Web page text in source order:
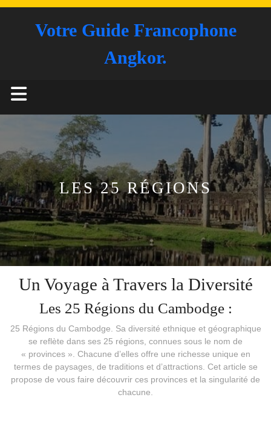
Skip
Votre Guide Francophone
Angkor.
Open
Button
LES 25 RÉGIONS
Un Voyage à Travers la Diversité
Les 25 Régions du Cambodge :
25 Régions du Cambodge. Sa diversité ethnique et géographique
se reflète dans ses 25 régions, connues sous le nom de
« provinces ». Chacune d’elles offre une richesse unique en
termes de paysages, de traditions et d’attractions. Cet article se
propose de vous faire découvrir ces provinces et la singularité de
chacune.